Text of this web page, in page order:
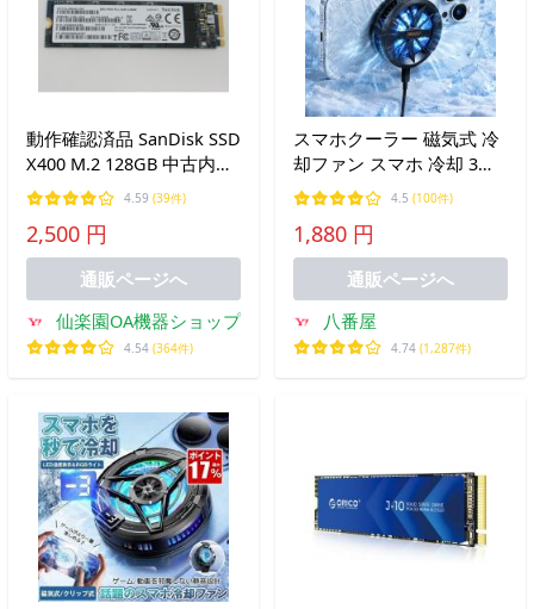
動作確認済品 SanDisk SSD
X400 M.2 128GB 中古内蔵
M.2 SSD128G＆m.2
SSD256GB 健康状態正常/
フォーマット済
4.59 (39件)
2,500 円
通販ページへ
仙楽園OA機器ショップ
4.54 (364件)
スマホクーラー 磁気式 冷
却ファン スマホ 冷却 3秒
急速冷却 ペルチェ素子 半
導体 マグネットパッド付
き USB給電 スマホ散熱器
静音 軽量 小型 多機種対応
4.5 (100件)
1,880 円
通販ページへ
八番屋
4.74 (1,287件)